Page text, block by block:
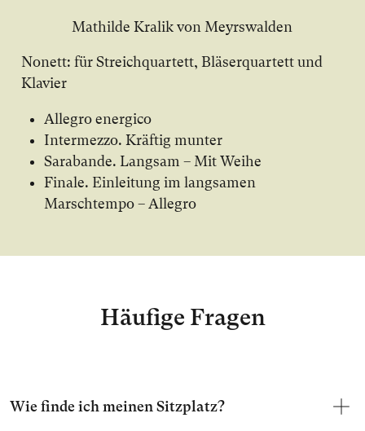
Mathilde Kralik von Meyrswalden
Nonett: für Streichquartett, Bläserquartett und
Klavier
Allegro energico
Intermezzo. Kräftig munter
Sarabande. Langsam – Mit Weihe
Finale. Einleitung im langsamen
Marschtempo – Allegro
Häufige Fragen
Wie finde ich meinen Sitzplatz?